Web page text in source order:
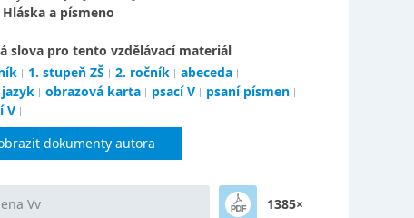
Hláska a písmeno
slova pro tento vzdělávací materiál
1. stupeň ZŠ 2. ročník
abeceda
obrazová karta psací V
psaní písmen
V
dokumenty autora
Vv 1385×